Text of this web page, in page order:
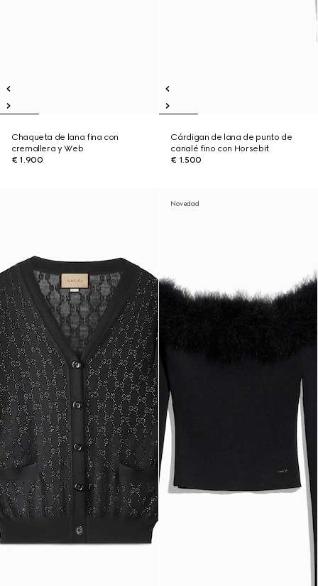
Chaqueta de lana fina con
cremallera y Web
€ 1.900
Cárdigan de lana de punto de
canalé fino con Horsebit
€ 1.500
Novedad